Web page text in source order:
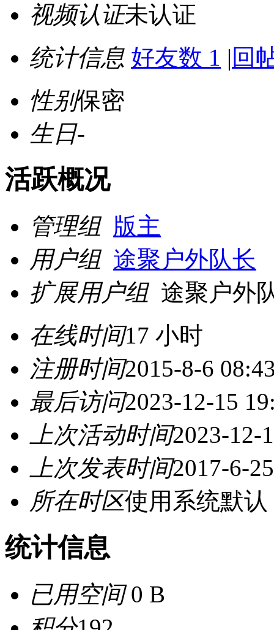
视频认证未认证
统计信息 好友数 1 | 回
性别保密
生日-
活跃概况
管理组 版主
用户组 途聚户外队长
扩展用户组 途聚户外
在线时间17 小时
注册时间2015-8-6
最后访问2023-12-15
上次活动时间2023-12-
上次发表时间2017-6-
所在时区使用系统默认
统计信息
已用空间0 B